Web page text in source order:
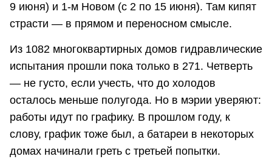
9 июня) и 1-м Новом (с 2 по 15 июня). Там кипят
страсти — в прямом и переносном смысле.
Из 1082 многоквартирных домов гидравлические
испытания прошли пока только в 271. Четверть
— не густо, если учесть, что до холодов
осталось меньше полугода. Но в мэрии уверяют:
работы идут по графику. В прошлом году, к
слову, график тоже был, а батареи в некоторых
домах начинали греть с третьей попытки.